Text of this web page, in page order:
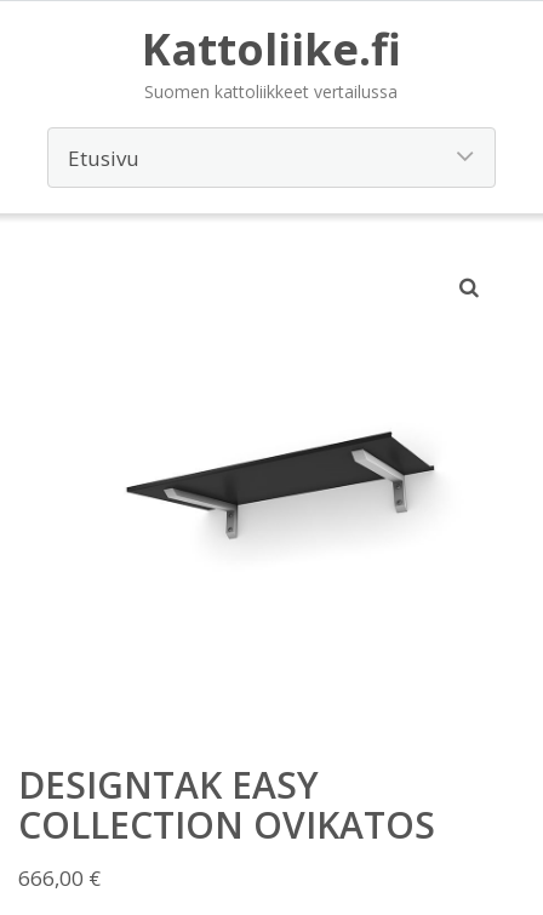
Kattoliike.fi
Suomen kattoliikkeet vertailussa
DESIGNTAK EASY
COLLECTION OVIKATOS
666,00 €